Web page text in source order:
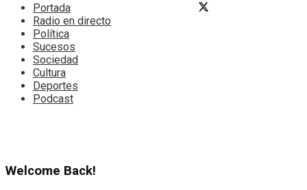
Portada
Radio en directo
Política
Sucesos
Sociedad
Cultura
Deportes
Podcast
Welcome Back!